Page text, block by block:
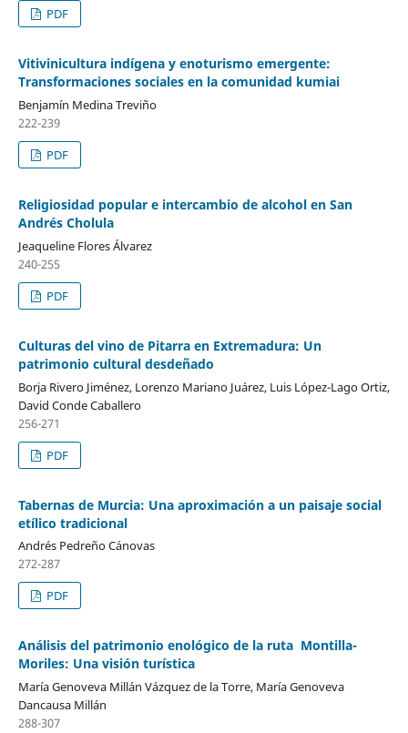
PDF
Vitivinicultura indígena y enoturismo emergente:
Transformaciones sociales en la comunidad kumiai
Benjamín Medina Treviño
222-239
PDF
Religiosidad popular e intercambio de alcohol en San
Andrés Cholula
Jeaqueline Flores Álvarez
240-255
PDF
Culturas del vino de Pitarra en Extremadura: Un
patrimonio cultural desdeñado
Borja Rivero Jiménez, Lorenzo Mariano Juárez, Luis López-Lago Ortiz,
David Conde Caballero
256-271
PDF
Tabernas de Murcia: Una aproximación a un paisaje social
etílico tradicional
Andrés Pedreño Cánovas
272-287
PDF
Análisis del patrimonio enológico de la ruta Montilla-
Moriles: Una visión turística
María Genoveva Millán Vázquez de la Torre, María Genoveva
Dancausa Millán
288-307